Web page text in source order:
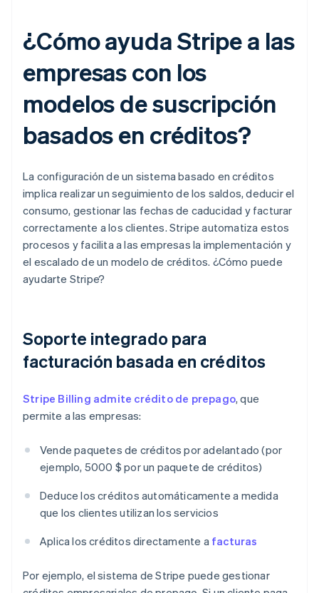
¿Cómo ayuda Stripe a las
empresas con los
modelos de suscripción
basados en créditos?
La configuración de un sistema basado en créditos
implica realizar un seguimiento de los saldos, deducir el
consumo, gestionar las fechas de caducidad y facturar
correctamente a los clientes. Stripe automatiza estos
procesos y facilita a las empresas la implementación y
el escalado de un modelo de créditos. ¿Cómo puede
ayudarte Stripe?
Soporte integrado para
facturación basada en créditos
Stripe Billing admite crédito de prepago, que
permite a las empresas:
Vende paquetes de créditos por adelantado (por
ejemplo, 5000 $ por un paquete de créditos)
Deduce los créditos automáticamente a medida
que los clientes utilizan los servicios
Aplica los créditos directamente a facturas
Por ejemplo, el sistema de Stripe puede gestionar